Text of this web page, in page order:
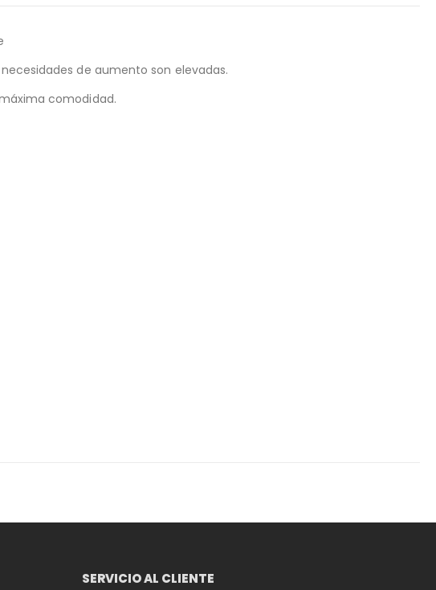
de aumento son elevadas.
comodidad.
SERVICIO AL CLIENTE